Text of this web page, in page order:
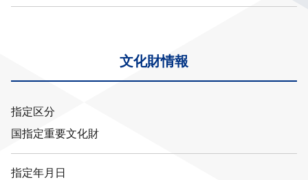
文化財情報
指定区分
国指定重要文化財
指定年月日